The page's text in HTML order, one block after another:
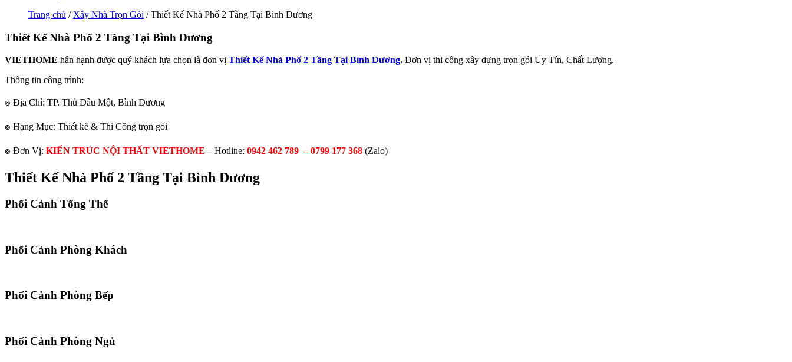
Trang chủ / Xây Nhà Trọn Gói / Thiết Kế Nhà Phố 2 Tầng Tại Bình Dương
Thiết Kế Nhà Phố 2 Tầng Tại Bình Dương
VIETHOME hân hạnh được quý khách lựa chọn là đơn vị Thiết Kế Nhà Phố 2 Tầng Tại Bình Dương. Đơn vị thi công xây dựng trọn gói Uy Tín, Chất Lượng.
Thông tin công trình:
๏ Địa Chỉ: TP. Thủ Dầu Một, Bình Dương
๏ Hạng Mục: Thiết kế & Thi Công trọn gói
๏ Đơn Vị: KIẾN TRÚC NỘI THẤT VIETHOME –Hotline: 0942 462 789 –0799 177 368 (Zalo)
Thiết Kế Nhà Phố 2 Tầng Tại Bình Dương
Phối Cảnh Tổng Thể
Phối Cảnh Phòng Khách
Phối Cảnh Phòng Bếp
Phối Cảnh Phòng Ngủ